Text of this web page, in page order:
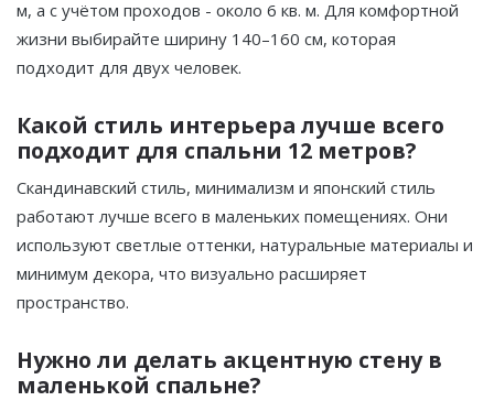
м, а с учётом проходов - около 6 кв. м. Для комфортной
жизни выбирайте ширину 140–160 см, которая
подходит для двух человек.
Какой стиль интерьера лучше всего
подходит для спальни 12 метров?
Скандинавский стиль, минимализм и японский стиль
работают лучше всего в маленьких помещениях. Они
используют светлые оттенки, натуральные материалы и
минимум декора, что визуально расширяет
пространство.
Нужно ли делать акцентную стену в
маленькой спальне?